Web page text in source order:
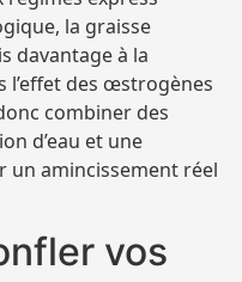
la graisse
davantage à la
des œstrogènes
combiner des
d’eau et une
amincissement réel
vos